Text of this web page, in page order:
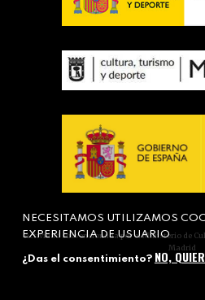
Actividad subvencionada por el Ministerio de
Madrid
NECESITAMOS UTILIZAMOS
EXPERIENCIA DE USUARIO
¿Das el consentimiento? NO,